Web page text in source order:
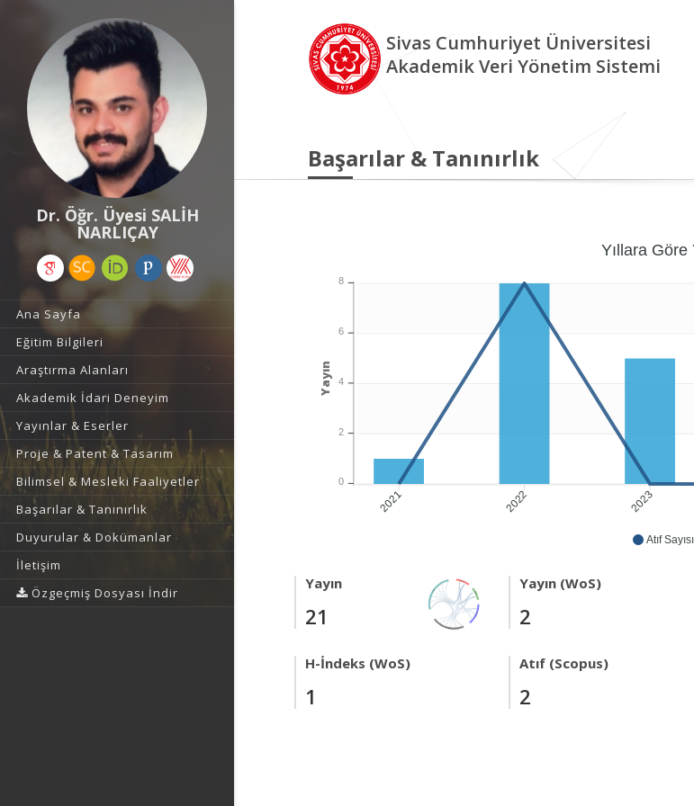
Dr. Öğr. Üyesi SALİH
NARLIÇAY
Ana Sayfa
Eğitim Bilgileri
Araştırma Alanları
Akademik İdari Deneyim
Yayınlar & Eserler
Proje & Patent & Tasarım
Bilimsel & Mesleki Faaliyetler
Başarılar & Tanınırlık
Duyurular & Dokümanlar
İletişim
Özgeçmiş Dosyası İndir
Sivas Cumhuriyet Üniversitesi
Akademik Veri Yönetim Sistemi
Başarılar & Tanınırlık
Atıf
2021 2022 2023
Yıllara Göre
8
6
4
2
0
Yayın
Yayın
21
Yayın (WoS)
2
H-İndeks (WoS)
1
Atıf (Scopus)
2